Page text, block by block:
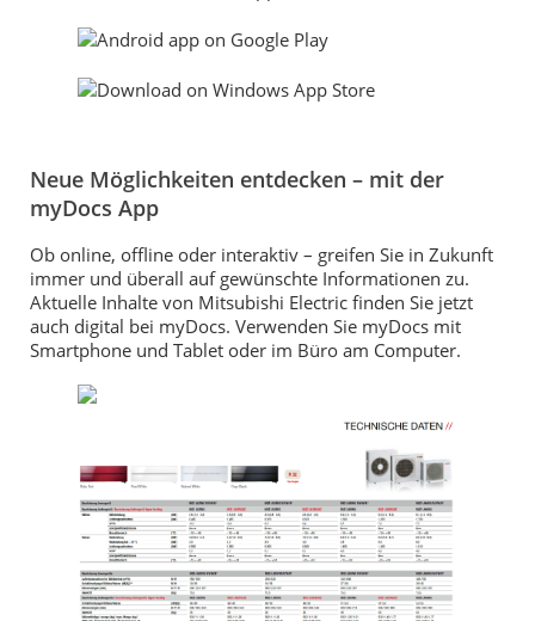
Neue Möglichkeiten entdecken – mit der
myDocs App
Ob online, offline oder interaktiv – greifen Sie in Zukunft
immer und überall auf gewünschte Informationen zu.
Aktuelle Inhalte von Mitsubishi Electric finden Sie jetzt
auch digital bei myDocs. Verwenden Sie myDocs mit
Smartphone und Tablet oder im Büro am Computer.